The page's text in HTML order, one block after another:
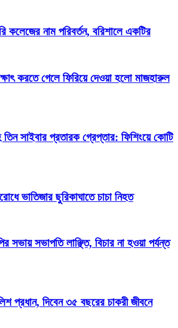
কলেজের নাম পরিবর্তন, বরিশালে একটির
করতে গেলে ফিরিয়ে দেওয়া হলো মাজহারুল
তিন সাইবার প্রতারক গ্রেপ্তার: ফিশিংয়ে কোটি
ভাতিজার ছুরিকাঘাতে চাচা নিহত
সভায় সভাপতি লাঞ্ছিত, বিচার না হওয়া পর্যন্ত
প্রধান, দিবেন ৩৫ বছরের চাকরী জীবনে